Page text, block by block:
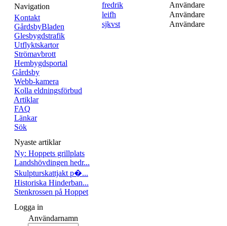
Navigation
Kontakt
GårdsbyBladen
Glesbygdstrafik
Utflyktskartor
Strömavbrott
Hembygdsportal
Gårdsby
Webb-kamera
Kolla eldningsförbud
Artiklar
FAQ
Länkar
Sök
Nyaste artiklar
Ny: Hoppets grillplats
Landshövdingen hedr...
Skulpturskattjakt p�...
Historiska Hinderban...
Stenkrossen på Hoppet
Logga in
Användarnamn
fredrik
Användare
leifh
Användare
sjkvst
Användare